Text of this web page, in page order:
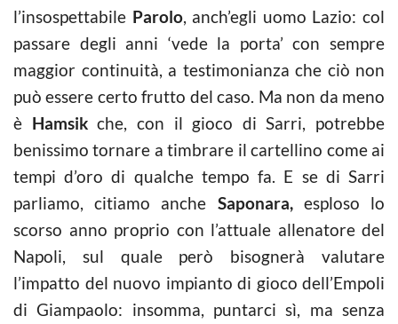
l’insospettabile Parolo, anch’egli uomo Lazio: col
passare degli anni ‘vede la porta’ con sempre
maggior continuità, a testimonianza che ciò non
può essere certo frutto del caso. Ma non da meno
è Hamsikche, con il gioco di Sarri, potrebbe
benissimo tornare a timbrare il cartellino come ai
tempi d’oro di qualche tempo fa. E se di Sarri
parliamo, citiamo anche Saponara,esploso lo
scorso anno proprio con l’attuale allenatore del
Napoli, sul quale però bisognerà valutare
l’impatto del nuovo impianto di gioco dell’Empoli
di Giampaolo: insomma, puntarci sì, ma senza